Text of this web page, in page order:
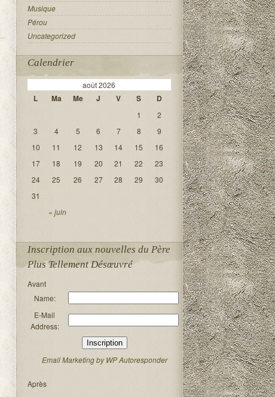
Musique
Pérou
Uncategorized
Calendrier
août 2026
L Ma Me J V S D
« juin
1
2
3
4 5 6 7 8
9
10
11 12 13 14 15
16
17
18 19 20 21 22
23
24
25 26 27 28 29
30
31
Inscription aux nouvelles du Père
Plus Tellement Désœuvré
Avant
Name:
E-Mail
Address:
Email Marketing by WP Autoresponder
Après